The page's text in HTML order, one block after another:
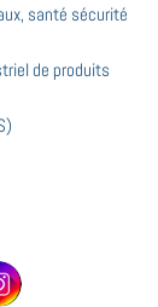
santé sécurité
de produits